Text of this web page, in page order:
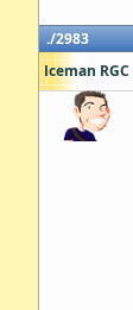
2983
Iceman RGC